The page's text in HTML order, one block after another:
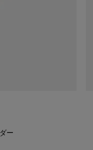
ー